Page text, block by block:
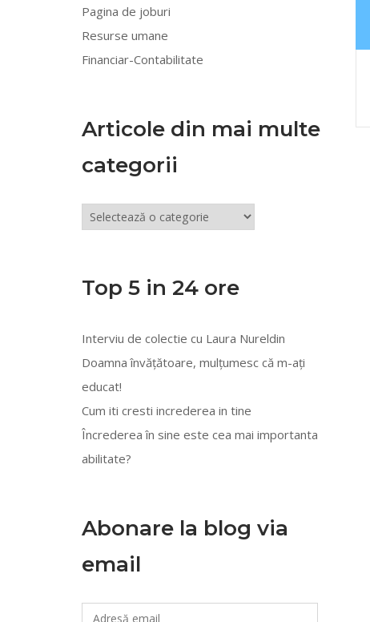
Pagina de joburi
Resurse umane
Financiar-Contabilitate
Articole din mai multe
categorii
Articole
din
categorii
Top 5 in 24 ore
Interviu de colectie cu Laura Nureldin
Doamna învățătoare, mulțumesc că m-ați
educat!
Cum iti cresti increderea in tine
Încrederea în sine este cea mai importanta
abilitate?
Abonare la blog via
email
Adresă